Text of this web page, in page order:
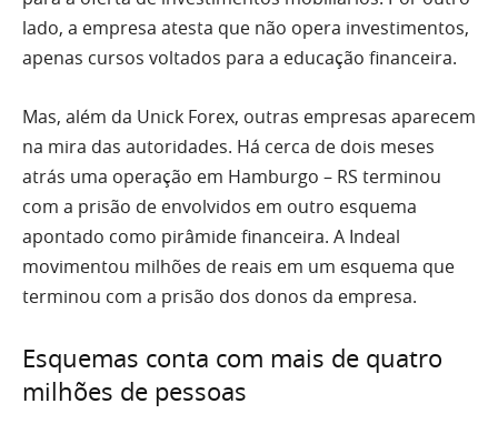
lado, a empresa atesta que não opera investimentos,
apenas cursos voltados para a educação financeira.
Mas, além da Unick Forex, outras empresas aparecem
na mira das autoridades. Há cerca de dois meses
atrás uma operação em Hamburgo – RS terminou
com a prisão de envolvidos em outro esquema
apontado como pirâmide financeira. A Indeal
movimentou milhões de reais em um esquema que
terminou com a prisão dos donos da empresa.
Esquemas conta com mais de quatro
milhões de pessoas